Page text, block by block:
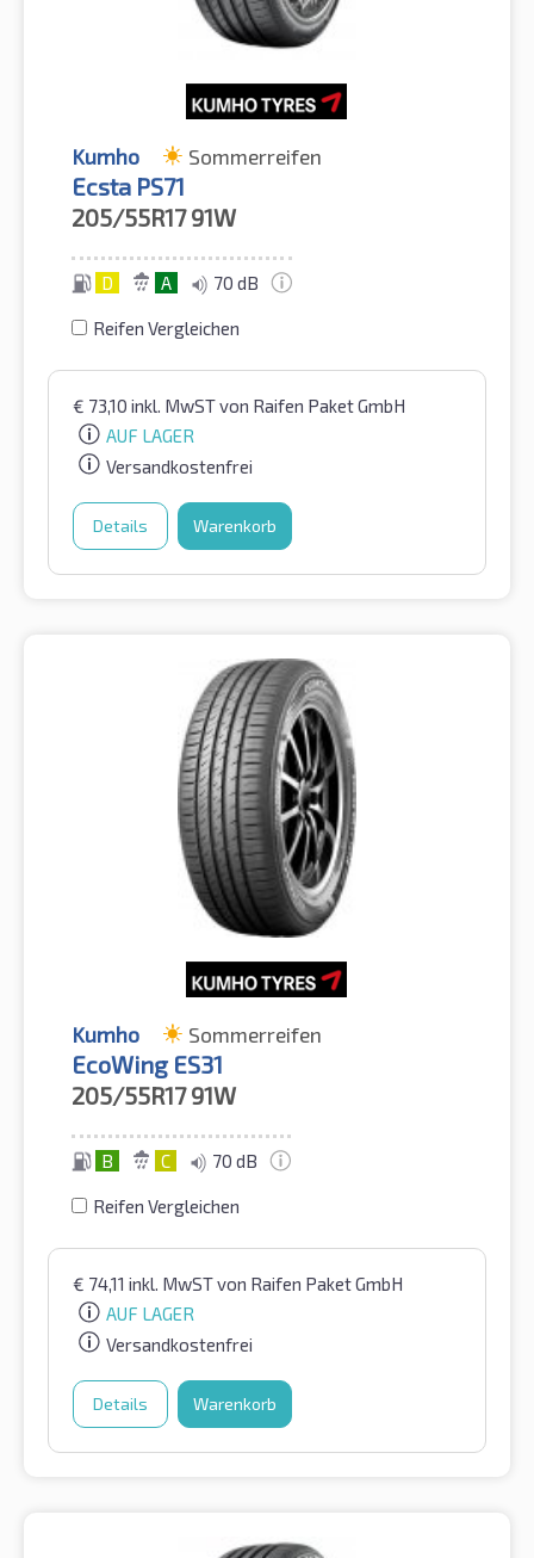
Kumho Sommerreifen
Ecsta PS71
205/55R17 91W
D A 70 dB
Reifen Vergleichen
€ 73,10 inkl. MwSTvon Raifen Paket GmbH
AUF LAGER
Versandkostenfrei
Details Warenkorb
Kumho Sommerreifen
EcoWing ES31
205/55R17 91W
B C 70 dB
Reifen Vergleichen
€ 74,11 inkl. MwSTvon Raifen Paket GmbH
AUF LAGER
Versandkostenfrei
Details Warenkorb